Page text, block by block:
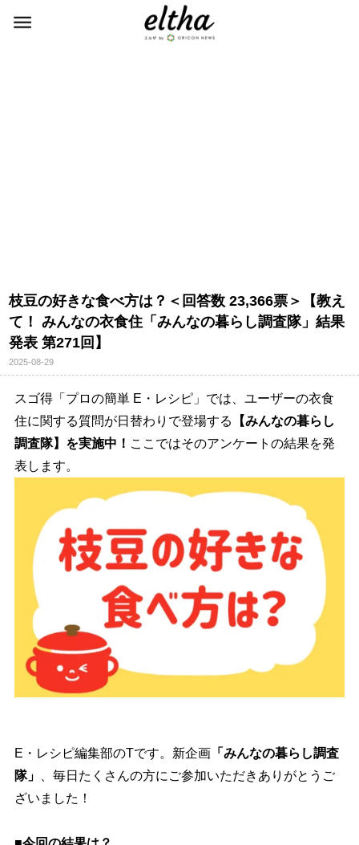
枝豆の好きな食べ方は？＜回答数 23,366票＞【教え
て！ みんなの衣食住「みんなの暮らし調査隊」結果
発表 第271回】
2025-08-29
スゴ得「プロの簡単 E・レシピ」では、ユーザーの衣食
住に関する質問が日替わりで登場する
【みんなの暮らし
調査隊】を実施中！ ここではそのアンケートの結果を発
表します。
E・レシピ編集部のTです。新企画「みんなの暮らし調査
隊」
、毎日たくさんの方にご参加いただきありがとうご
ざいました！